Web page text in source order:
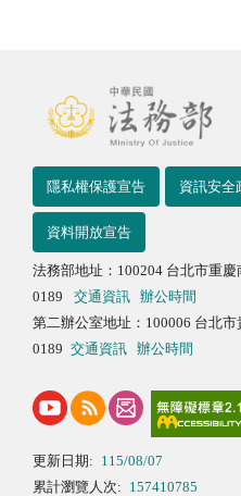
隱私權保護宣告 資訊安全
資料開放宣告
法務部地址：100204 台北市重
0189
交通資訊
辦公時間
第二辦公室地址：100006 台北
0189 交通資訊 辦公時間
更新日期: 115/08/07
累計瀏覽人次: 157410785